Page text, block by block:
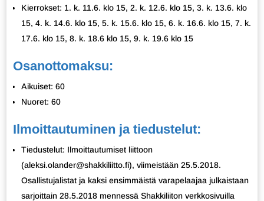
Kierrokset: 1. k. 11.6. klo 15, 2. k. 12.6. klo 15, 3. k. 13.6. klo
15, 4. k. 14.6. klo 15, 5. k. 15.6. klo 15, 6. k. 16.6. klo 15, 7. k.
17.6. klo 15, 8. k. 18.6 klo 15, 9. k. 19.6 klo 15
Osanottomaksu:
Aikuiset: 60
Nuoret: 60
Ilmoittautuminen ja tiedustelut:
Tiedustelut: Ilmoittautumiset liittoon
(aleksi.olander@shakkiliitto.fi), viimeistään 25.5.2018.
Osallistujalistat ja kaksi ensimmäistä varapelaajaa julkaistaan
sarjoittain 28.5.2018 mennessä Shakkiliiton verkkosivuilla